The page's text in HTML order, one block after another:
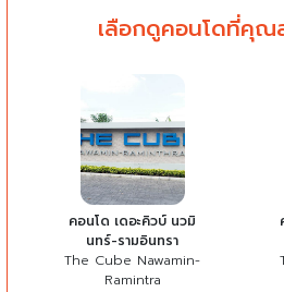
เลือกดูคอนโดที่คุณ
คอนโด เดอะคิวบ์ นวมิ
นทร์-รามอินทรา
The Cube Nawamin-
Ramintra